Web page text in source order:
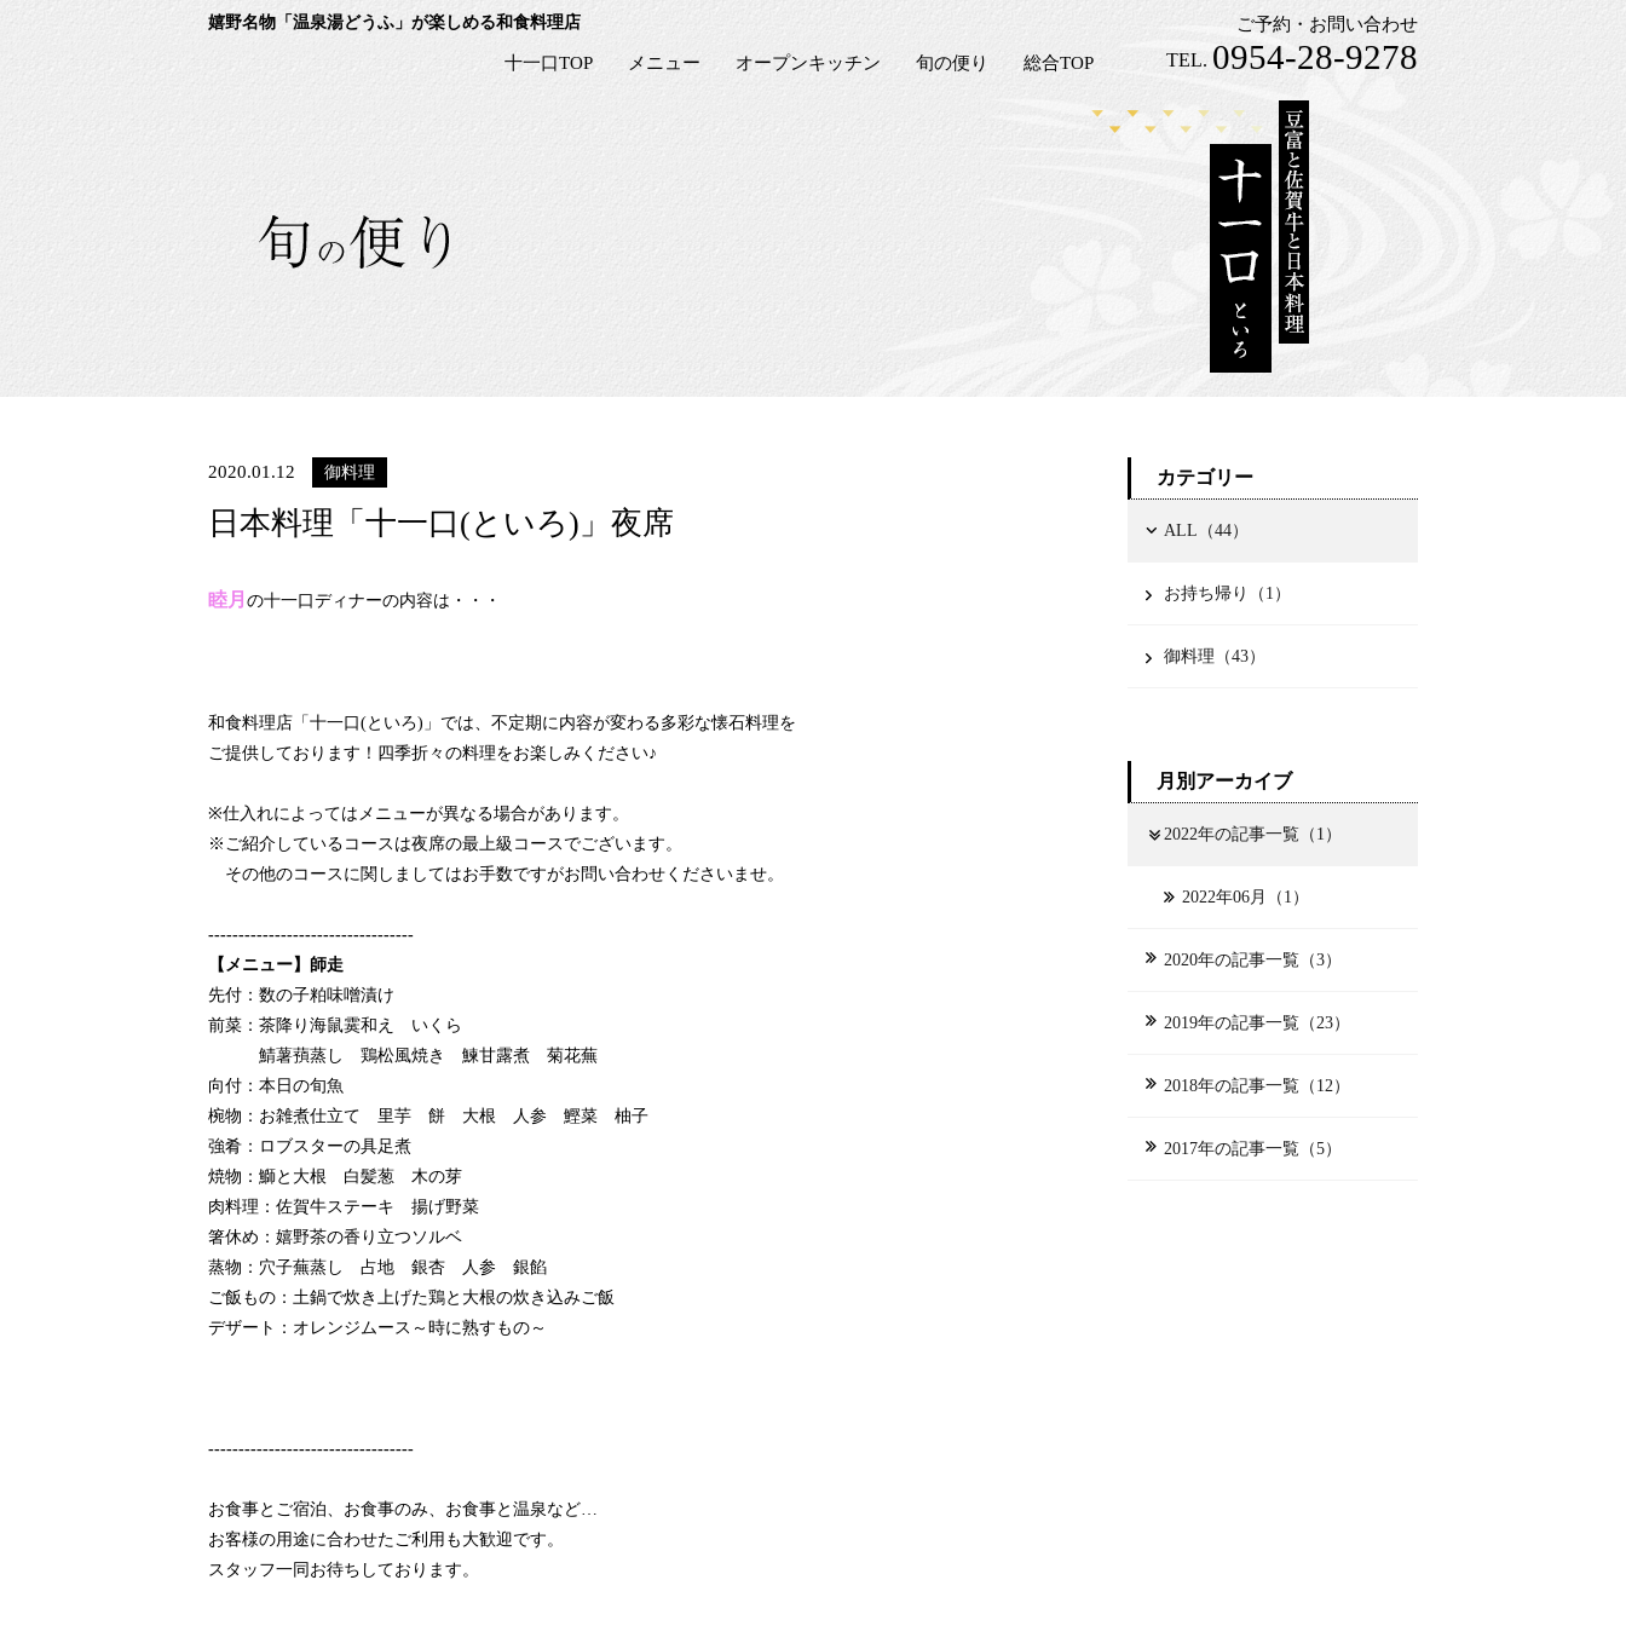
嬉野名物「温泉湯どうふ」が楽しめる和食料理店
十一口TOP メニュー オープンキッチン 旬の便り 総合TOP
ご予約・お問い合わせ
TEL. 0954-28-9278
2020.01.12 御料理
日本料理「十一口(といろ)」夜席
睦月 の十一口ディナーの内容は・・・
和食料理店「十一口(といろ)」では、不定期に内容が変わる多彩な懐石料理を
ご提供しております！四季折々の料理をお楽しみください♪
※仕入れによってはメニューが異なる場合があります。
※ご紹介しているコースは夜席の最上級コースでございます。
その他のコースに関しましてはお手数ですがお問い合わせくださいませ。
----------------------------------
【メニュー】師走
先付：数の子粕味噌漬け
​前菜：茶降り海鼠霙和え いくら
鯖薯蕷蒸し 鶏松風焼き 鰊甘露煮 菊花蕪
​向付：本日の旬魚
​椀物：お雑煮仕立て 里芋 餅 大根 人参 鰹菜 柚子
強肴：ロブスターの具足煮
焼物：鰤と大根 白髪葱 木の芽
​肉料理：佐賀牛ステーキ 揚げ野菜
箸休め：嬉野茶の香り立つソルベ
蒸物：穴子蕪蒸し 占地 銀杏 人参 銀餡
​ご飯もの：土鍋で炊き上げた鶏と大根の炊き込みご飯
デザート：オレンジムース～時に熟すもの～
----------------------------------​
お食事とご宿泊、お食事のみ、お食事と温泉など…
​お客様の用途に合わせたご利用も大歓迎です。
スタッフ一同お待ちしております。
カテゴリー
ALL（44）
お持ち帰り（1）
御料理（43）
月別アーカイブ
2022年の記事一覧（1）
2022年06月（1）
2020年の記事一覧（3）
2019年の記事一覧（23）
2018年の記事一覧（12）
2017年の記事一覧（5）